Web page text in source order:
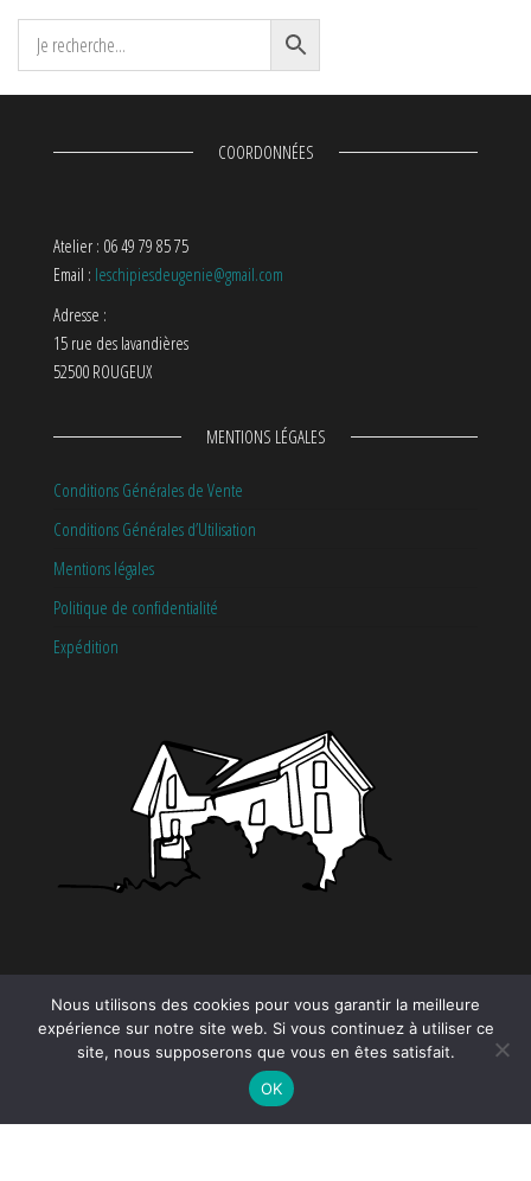
COORDONNÉES
Atelier : 06 49 79 85 75
Email : leschipiesdeugenie@gmail.com
Adresse :
15 rue des lavandières
52500 ROUGEUX
MENTIONS LÉGALES
Conditions Générales de Vente
Conditions Générales d’Utilisation
Mentions légales
Politique de confidentialité
Expédition
CATÉGORIES
Tendance
Nous utilisons des cookies pour vous garantir la meilleure
expérience sur notre site web. Si vous continuez à utiliser ce
site, nous supposerons que vous en êtes satisfait.
OK